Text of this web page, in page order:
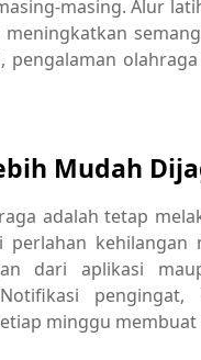
masing. Alur
meningkatkan
pengalaman
Mudah
adalah tetap
dari aplikasi
minggu